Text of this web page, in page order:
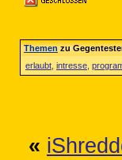
Themenzu
erlaubt intresse
«